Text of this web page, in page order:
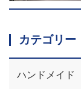
カテゴリー
ハンドメイド